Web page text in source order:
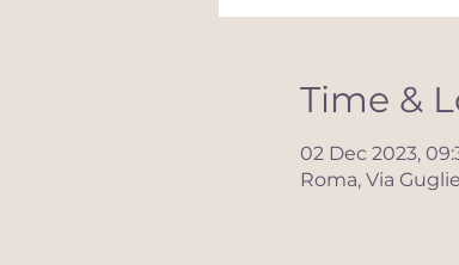
Time &
02 Dec 2023,
Roma, Via